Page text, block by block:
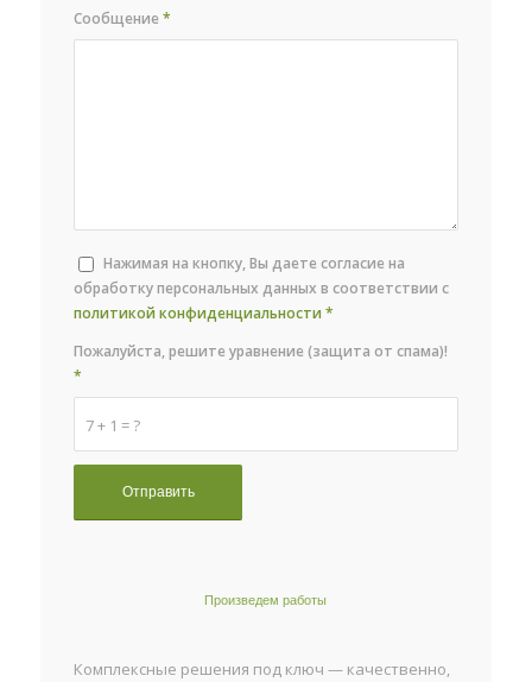
Сообщение*
Нажимая на кнопку, Вы даете согласие на
обработку персональных данных в соответствии с
политикой конфиденциальности *
7 + 1 = ?
Пожалуйста, решите уравнение (защита от спама)!
*
Произведем работы
Комплексные решения под ключ — качественно,